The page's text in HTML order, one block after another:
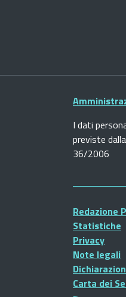
I dati
previste
36/2006
Redazione
Statistiche
Privacy
Note legali
Carta dei